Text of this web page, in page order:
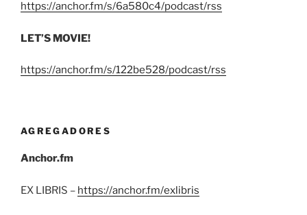
https://anchor.fm/s/6a580c4/podcast/rss
LET’S MOVIE!
https://anchor.fm/s/122be528/podcast/rss
AGREGADORES
Anchor.fm
EX LIBRIS – https://anchor.fm/exlibris